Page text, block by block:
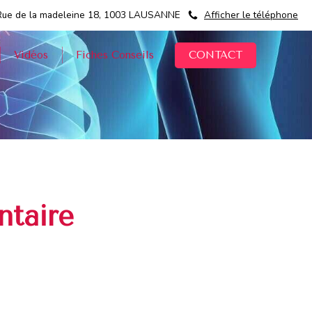
Afficher le téléphone
de la madeleine 18, 1003 LAUSANNE
Vidéos Fiches Conseils CONTACT